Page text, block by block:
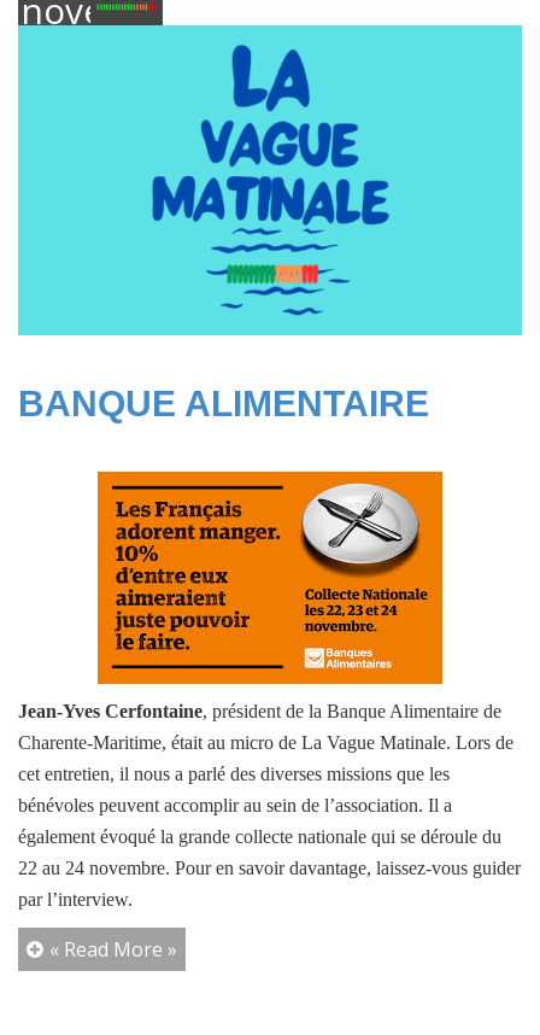
novembre
BANQUE ALIMENTAIRE
Jean-Yves Cerfontaine, président de la Banque Alimentaire de
Charente-Maritime, était au micro de La Vague Matinale. Lors de
cet entretien, il nous a parlé des diverses missions que les
bénévoles peuvent accomplir au sein de l’association. Il a
également évoqué la grande collecte nationale qui se déroule du
22 au 24 novembre. Pour en savoir davantage, laissez-vous guider
par l’interview.
« Read More »